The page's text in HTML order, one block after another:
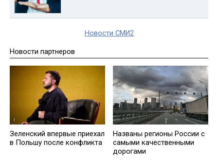
Новости СМИ2
Новости партнеров
Зеленский впервые приехал
в Польшу после конфликта
Названы регионы России с
самыми качественными
дорогами